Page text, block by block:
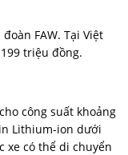
FAW. Tại Việt
triệu đồng.
công suất khoảng
Lithium-ion dưới
xe có thể di chuyển